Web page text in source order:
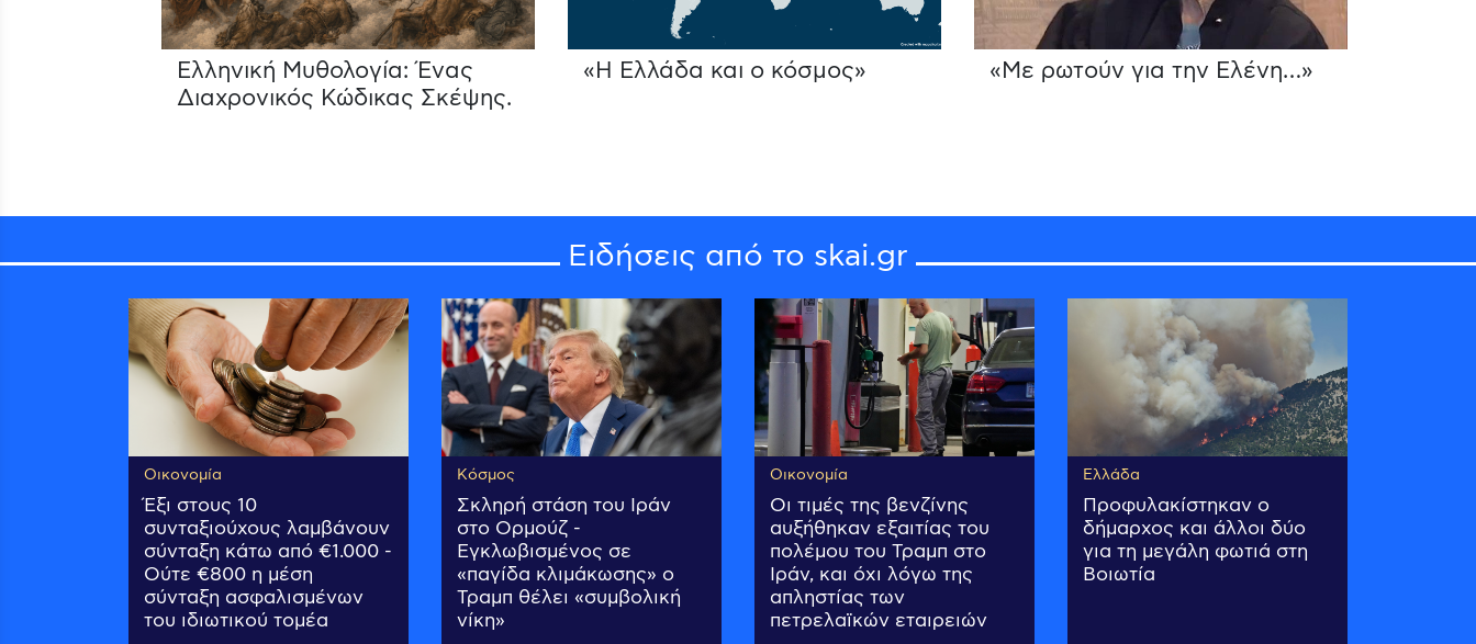
Ελληνική Μυθολογία: Ένας
Διαχρονικός Κώδικας Σκέψης.
«Η Ελλάδα και ο κόσμος» «Με ρωτούν για την Ελένη…»
Ειδήσεις από το skai.gr
Οικονομία
Έξι στους 10
συνταξιούχους λαμβάνουν
σύνταξη κάτω από €1.000 -
Ούτε €800 η μέση
σύνταξη ασφαλισμένων
του ιδιωτικού τομέα
Κόσμος
Σκληρή στάση του Ιράν
στο Ορμούζ -
Εγκλωβισμένος σε
«παγίδα κλιμάκωσης» ο
Τραμπ θέλει «συμβολική
νίκη»
Οικονομία
Οι τιμές της βενζίνης
αυξήθηκαν εξαιτίας του
πολέμου του Τραμπ στο
Ιράν, και όχι λόγω της
απληστίας των
πετρελαϊκών εταιρειών
Ελλάδα
Προφυλακίστηκαν ο
δήμαρχος και άλλοι δύο
για τη μεγάλη φωτιά στη
Βοιωτία